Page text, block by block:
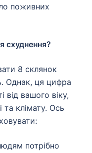
поживних
схуднення?
8 склянок
Однак, ця цифра
від вашого віку,
та клімату. Ось
потрібно